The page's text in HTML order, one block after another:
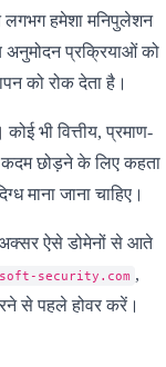
हमेशा मनिपुलेशन
अनुमोदन प्रक्रियाओं को
को रोक देता है।
कोई भी वित्तीय, प्रमाण-
छोड़ने के लिए कहता
माना जाना चाहिए।
ऐसे डोमेनों से आते
security.com ,
से पहले होवर करें।